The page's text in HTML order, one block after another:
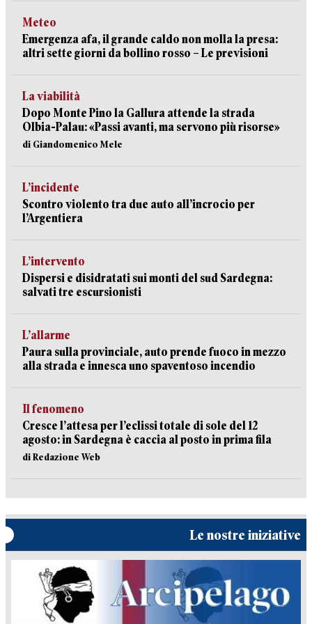
Meteo
Emergenza afa, il grande caldo non molla la presa:
altri sette giorni da bollino rosso – Le previsioni
La viabilità
Dopo Monte Pino la Gallura attende la strada
Olbia-Palau: «Passi avanti, ma servono più risorse»
di Giandomenico Mele
L’incidente
Scontro violento tra due auto all’incrocio per
l’Argentiera
L’intervento
Dispersi e disidratati sui monti del sud Sardegna:
salvati tre escursionisti
L’allarme
Paura sulla provinciale, auto prende fuoco in mezzo
alla strada e innesca uno spaventoso incendio
Il fenomeno
Cresce l’attesa per l’eclissi totale di sole del 12
agosto: in Sardegna è caccia al posto in prima fila
di Redazione Web
Le nostre iniziative